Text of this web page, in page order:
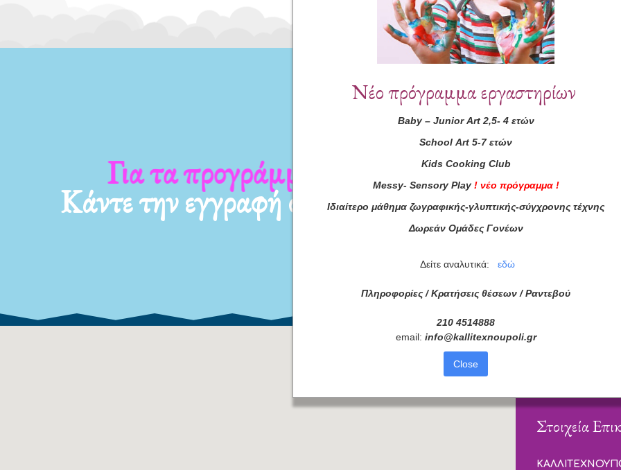
Για τα προγράμματά μας
Κάντε την εγγραφή σας τώρα! Συμφωνώ με τους Όρους
διαβάσει τις
Στοιχεία
Νέο πρόγραμμα εργαστηρίων
Baby– Junior Art2,5- 4 ετών
School Art 5-7 ετών
Kids Cooking Club
Messy- Sensory Play ! νέο πρόγραμμα !
Ιδιαίτερο μάθημα ζωγραφικής-γλυπτικής-σύγχρονης τέχνης
Δωρεάν Ομάδες Γονέων
Δείτε αναλυτικά: εδώ
Πληροφορίες / Κρατήσεις θέσεων / Ραντεβού
210 4514888
email: info@kallitexnoupoli.gr
Close